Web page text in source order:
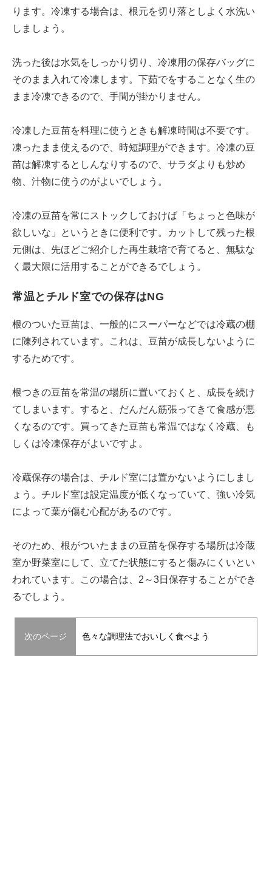
ります。冷凍する場合は、根元を切り落としよく水洗い
しましょう。
洗った後は水気をしっかり切り、冷凍用の保存バッグに
そのまま入れて冷凍します。下茹でをすることなく生の
まま冷凍できるので、手間が掛かりません。
冷凍した豆苗を料理に使うときも解凍時間は不要です。
凍ったまま使えるので、時短調理ができます。冷凍の豆
苗は解凍するとしんなりするので、サラダよりも炒め
物、汁物に使うのがよいでしょう。
冷凍の豆苗を常にストックしておけば「ちょっと色味が
欲しいな」というときに便利です。カットして残った根
元側は、先ほどご紹介した再生栽培で育てると、無駄な
く最大限に活用することができるでしょう。
常温とチルド室での保存はNG
根のついた豆苗は、一般的にスーパーなどでは冷蔵の棚
に陳列されています。これは、豆苗が成長しないように
するためです。
根つきの豆苗を常温の場所に置いておくと、成長を続け
てしまいます。すると、だんだん筋張ってきて食感が悪
くなるのです。買ってきた豆苗も常温ではなく冷蔵、も
しくは冷凍保存がよいですよ。
冷蔵保存の場合は、チルド室には置かないようにしまし
ょう。チルド室は設定温度が低くなっていて、強い冷気
によって葉が傷む心配があるのです。
そのため、根がついたままの豆苗を保存する場所は冷蔵
室か野菜室にして、立てた状態にすると傷みにくいとい
われています。この場合は、2～3日保存することができ
るでしょう。
次のページ 色々な調理法でおいしく食べよう